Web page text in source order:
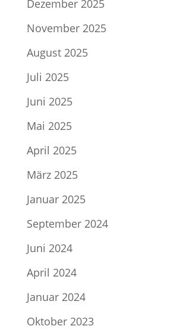
Dezember 2025
November 2025
August 2025
Juli 2025
Juni 2025
Mai 2025
April 2025
März 2025
Januar 2025
September 2024
Juni 2024
April 2024
Januar 2024
Oktober 2023